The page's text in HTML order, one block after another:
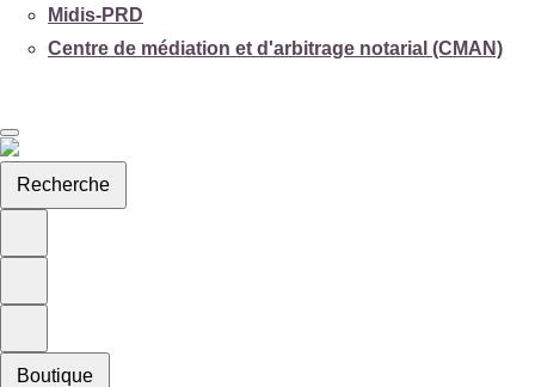
Midis-PRD
Centre de médiation et d'arbitrage notarial (CMAN)
Recherche
Boutique